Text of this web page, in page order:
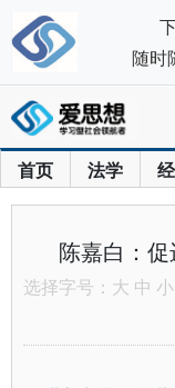
首页 法学
陈嘉白：
选择字号： 大 中 小
随时